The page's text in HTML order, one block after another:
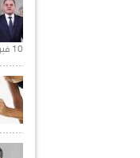
10 فبراير 2021 |